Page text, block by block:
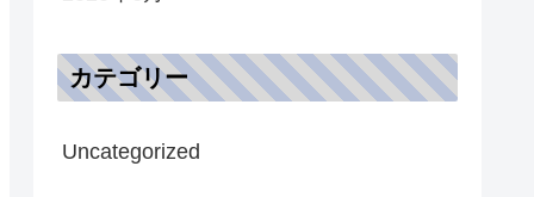
カテゴリー
Uncategorized